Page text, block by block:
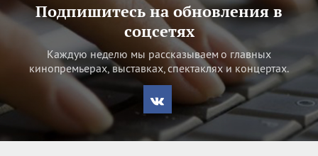
Подпишитесь на обновления в
соцсетях
Каждую неделю мы рассказываем о главных
кинопремьерах, выставках, спектаклях и концертах.